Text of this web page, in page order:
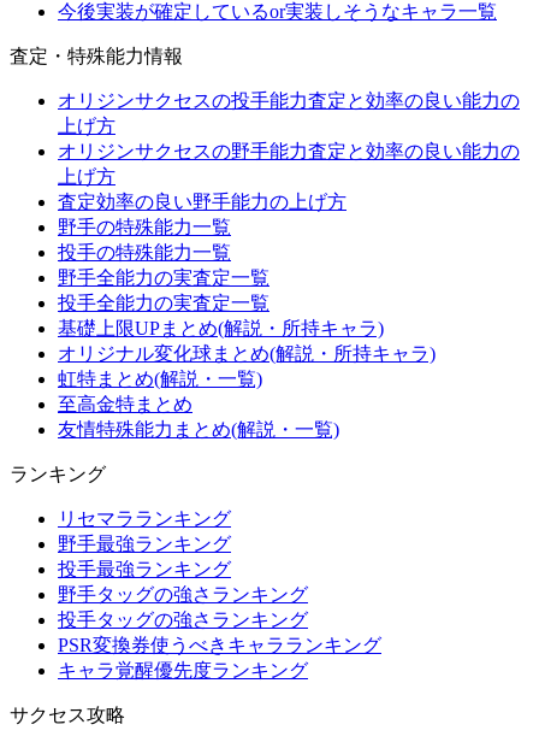
今後実装が確定しているor実装しそうなキャラ一覧
査定・特殊能力情報
オリジンサクセスの投手能力査定と効率の良い能力の
上げ方
オリジンサクセスの野手能力査定と効率の良い能力の
上げ方
査定効率の良い野手能力の上げ方
野手の特殊能力一覧
投手の特殊能力一覧
野手全能力の実査定一覧
投手全能力の実査定一覧
基礎上限UPまとめ(解説・所持キャラ)
オリジナル変化球まとめ(解説・所持キャラ)
虹特まとめ(解説・一覧)
至高金特まとめ
友情特殊能力まとめ(解説・一覧)
ランキング
リセマラランキング
野手最強ランキング
投手最強ランキング
野手タッグの強さランキング
投手タッグの強さランキング
PSR変換券使うべきキャラランキング
キャラ覚醒優先度ランキング
サクセス攻略